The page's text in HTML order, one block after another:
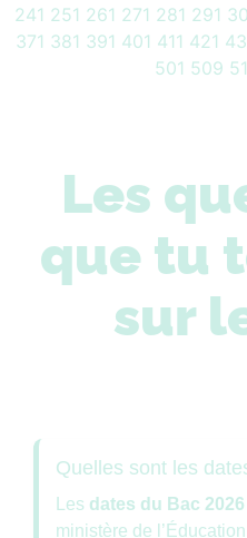
241 251 261 271 281 291
371 381 391 401 411 421
501 509
Les
que tu
sur
Quelles sont les
Les dates du Bac 2026
ministère de